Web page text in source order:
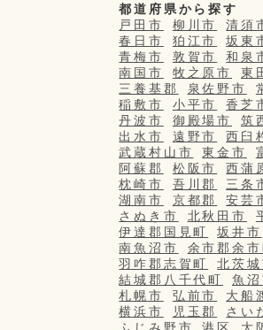
都道府県から探す
戸田市
柳川市 清須
春日市
狛江市 坂東
青梅市
敦賀市 和泉
南国市
牧之原市 東
三養基郡
泉佐野市
稲敷市
小平市 香芝
丹波市
御殿場市 筑
出水市
遠野市 西臼
武蔵村山市
東金市
阿蘇郡
松阪市 西蒲
枕崎市
吾川郡 三条
湖南市
京都郡 安芸
さぬき市
北秋田市
伊達郡国見町
坂井市
南魚沼市
余市郡余市
羽咋郡志賀町
北茨城
結城郡八千代町
魚沼
札幌市
弘前市 大船
横浜市
児玉郡 さい
ふじみ野市
港区 大